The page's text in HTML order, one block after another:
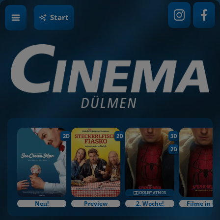
Start
2D
Neu!
2D
Preview
3D
2D
2. Woche! Filme in